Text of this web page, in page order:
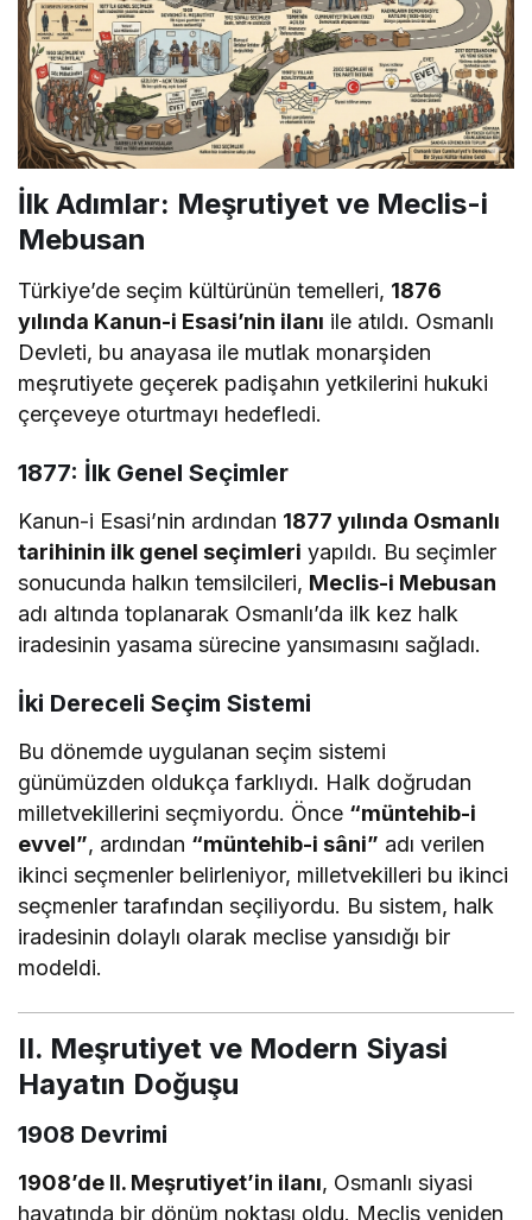
İlk Adımlar: Meşrutiyet ve Meclis-i
Mebusan
Türkiye’de seçim kültürünün temelleri, 1876
yılında Kanun-i Esasi’nin ilanı ile atıldı. Osmanlı
Devleti, bu anayasa ile mutlak monarşiden
meşrutiyete geçerek padişahın yetkilerini hukuki
çerçeveye oturtmayı hedefledi.
1877: İlk Genel Seçimler
Kanun-i Esasi’nin ardından 1877 yılında Osmanlı
tarihinin ilk genel seçimleri yapıldı. Bu seçimler
sonucunda halkın temsilcileri, Meclis-i Mebusan
adı altında toplanarak Osmanlı’da ilk kez halk
iradesinin yasama sürecine yansımasını sağladı.
İki Dereceli Seçim Sistemi
Bu dönemde uygulanan seçim sistemi
günümüzden oldukça farklıydı. Halk doğrudan
milletvekillerini seçmiyordu. Önce “müntehib-i
evvel”, ardından “müntehib-i sâni” adı verilen
ikinci seçmenler belirleniyor, milletvekilleri bu ikinci
seçmenler tarafından seçiliyordu. Bu sistem, halk
iradesinin dolaylı olarak meclise yansıdığı bir
modeldi.
II. Meşrutiyet ve Modern Siyasi
Hayatın Doğuşu
1908 Devrimi
1908’de II. Meşrutiyet’in ilanı, Osmanlı siyasi
hayatında bir dönüm noktası oldu. Meclis yeniden